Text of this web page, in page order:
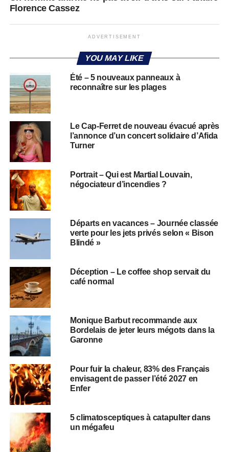
Florence Cassez
ADVERTISEMENT
YOU MAY LIKE
Été – 5 nouveaux panneaux à
reconnaître sur les plages
Le Cap-Ferret de nouveau évacué après
l’annonce d’un concert solidaire d’Afida
Turner
Portrait – Qui est Martial Louvain,
négociateur d’incendies ?
Départs en vacances – Journée classée
verte pour les jets privés selon « Bison
Blindé »
Déception – Le coffee shop servait du
café normal
Monique Barbut recommande aux
Bordelais de jeter leurs mégots dans la
Garonne
Pour fuir la chaleur, 83% des Français
envisagent de passer l’été 2027 en
Enfer
5 climatosceptiques à catapulter dans
un mégafeu